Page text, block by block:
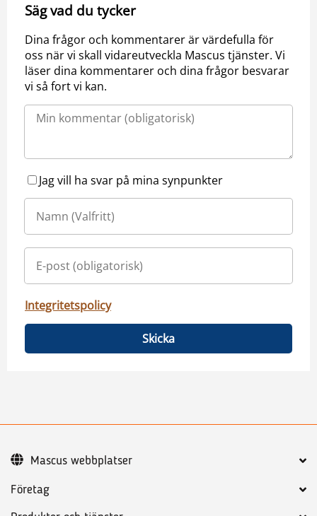
Säg vad du tycker
Dina frågor och kommentarer är värdefulla för
oss när vi skall vidareutveckla Mascus tjänster. Vi
läser dina kommentarer och dina frågor besvarar
vi så fort vi kan.
Jag vill ha svar på mina synpunkter
Integritetspolicy
Skicka
Företag
Mascus webbplatser